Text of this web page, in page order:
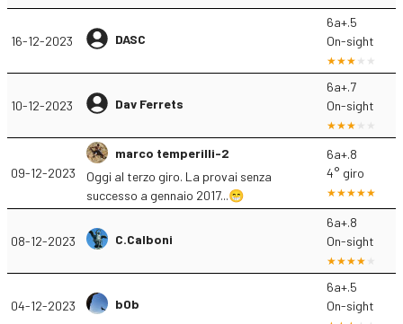
16-12-2023 DASC
6a+.5
On-sight
10-12-2023 Dav Ferrets
6a+.7
On-sight
09-12-2023
marco temperilli-2
Oggi al terzo giro. La provai senza
successo a gennaio 2017...😁
6a+.8
4° giro
08-12-2023 C.Calboni
6a+.8
On-sight
04-12-2023 b0b
6a+.5
On-sight